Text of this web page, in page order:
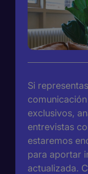
Si
exclusivos,
entrevistas
estaremos
para aportar
actualizada.